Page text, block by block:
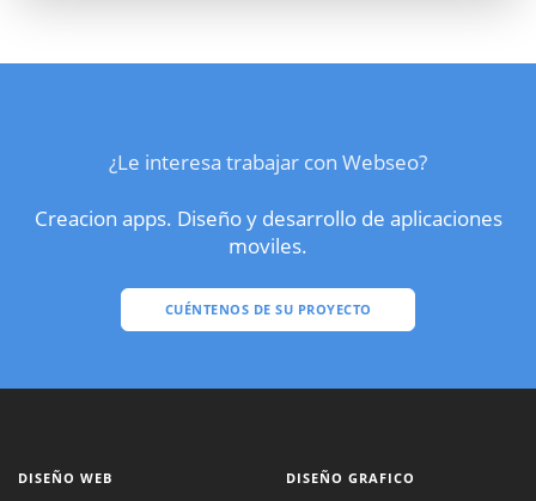
¿Le interesa trabajar con Webseo?
Creacion apps. Diseño y desarrollo de aplicaciones
moviles.
CUÉNTENOS DE SU PROYECTO
DISEÑO WEB DISEÑO GRAFICO